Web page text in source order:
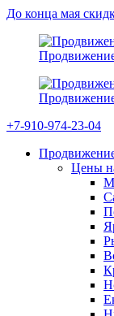
До конца мая
+7-910-974-23-04
Цены